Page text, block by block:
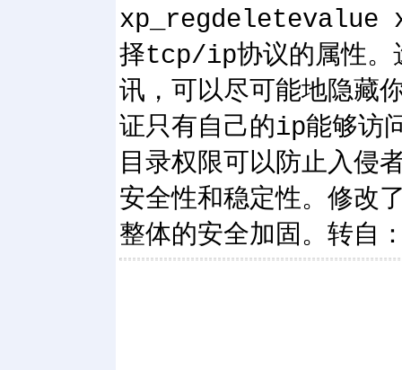
xp_regdeletevalue
择tcp/ip协议的属性。
讯，可以尽可能地隐
证只有自己的ip能够访
目录权限可以防止入
安全性和稳定性。修改
整体的安全加固。